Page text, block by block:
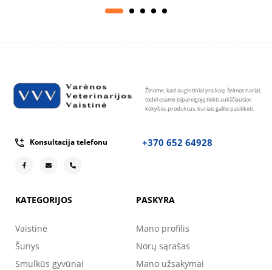
Žinome, kad augintiniai yra kaip šeimos nariai,
todėl esame įsipareigoję tiekti aukščiausios
kokybės produktus, kuriais galite pasitikėti.
Konsultacija telefonu +370 652 64928
KATEGORIJOS
Vaistinė
Šunys
Smulkūs gyvūnai
PASKYRA
Mano profilis
Norų sąrašas
Mano užsakymai